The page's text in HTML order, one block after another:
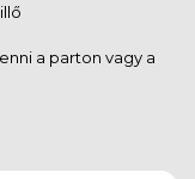
a parton vagy a